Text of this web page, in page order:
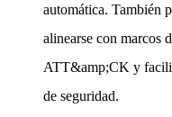
automática. También
alinearse con marcos
ATT&amp;CK y
de seguridad.